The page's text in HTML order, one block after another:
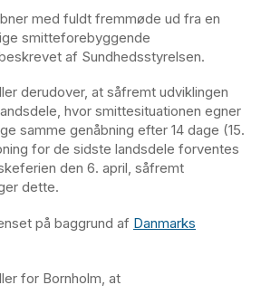
med fuldt fremmøde ud fra en
smitteforebyggende
af Sundhedsstyrelsen.
derudover, at såfremt udviklingen
hvor smittesituationen egner
samme genåbning efter 14 dage (15.
for de sidste landsdele forventes
den 6. april, såfremt
dette.
på baggrund af Danmarks
for Bornholm, at